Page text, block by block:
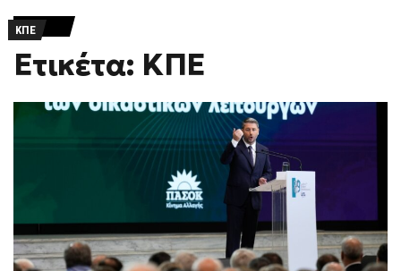
O
ΚΠΕ
Ετικέτα: ΚΠΕ